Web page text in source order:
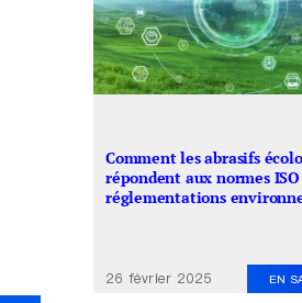
Comment les abrasifs
répondent aux normes
réglementations
26 février 2025 EN